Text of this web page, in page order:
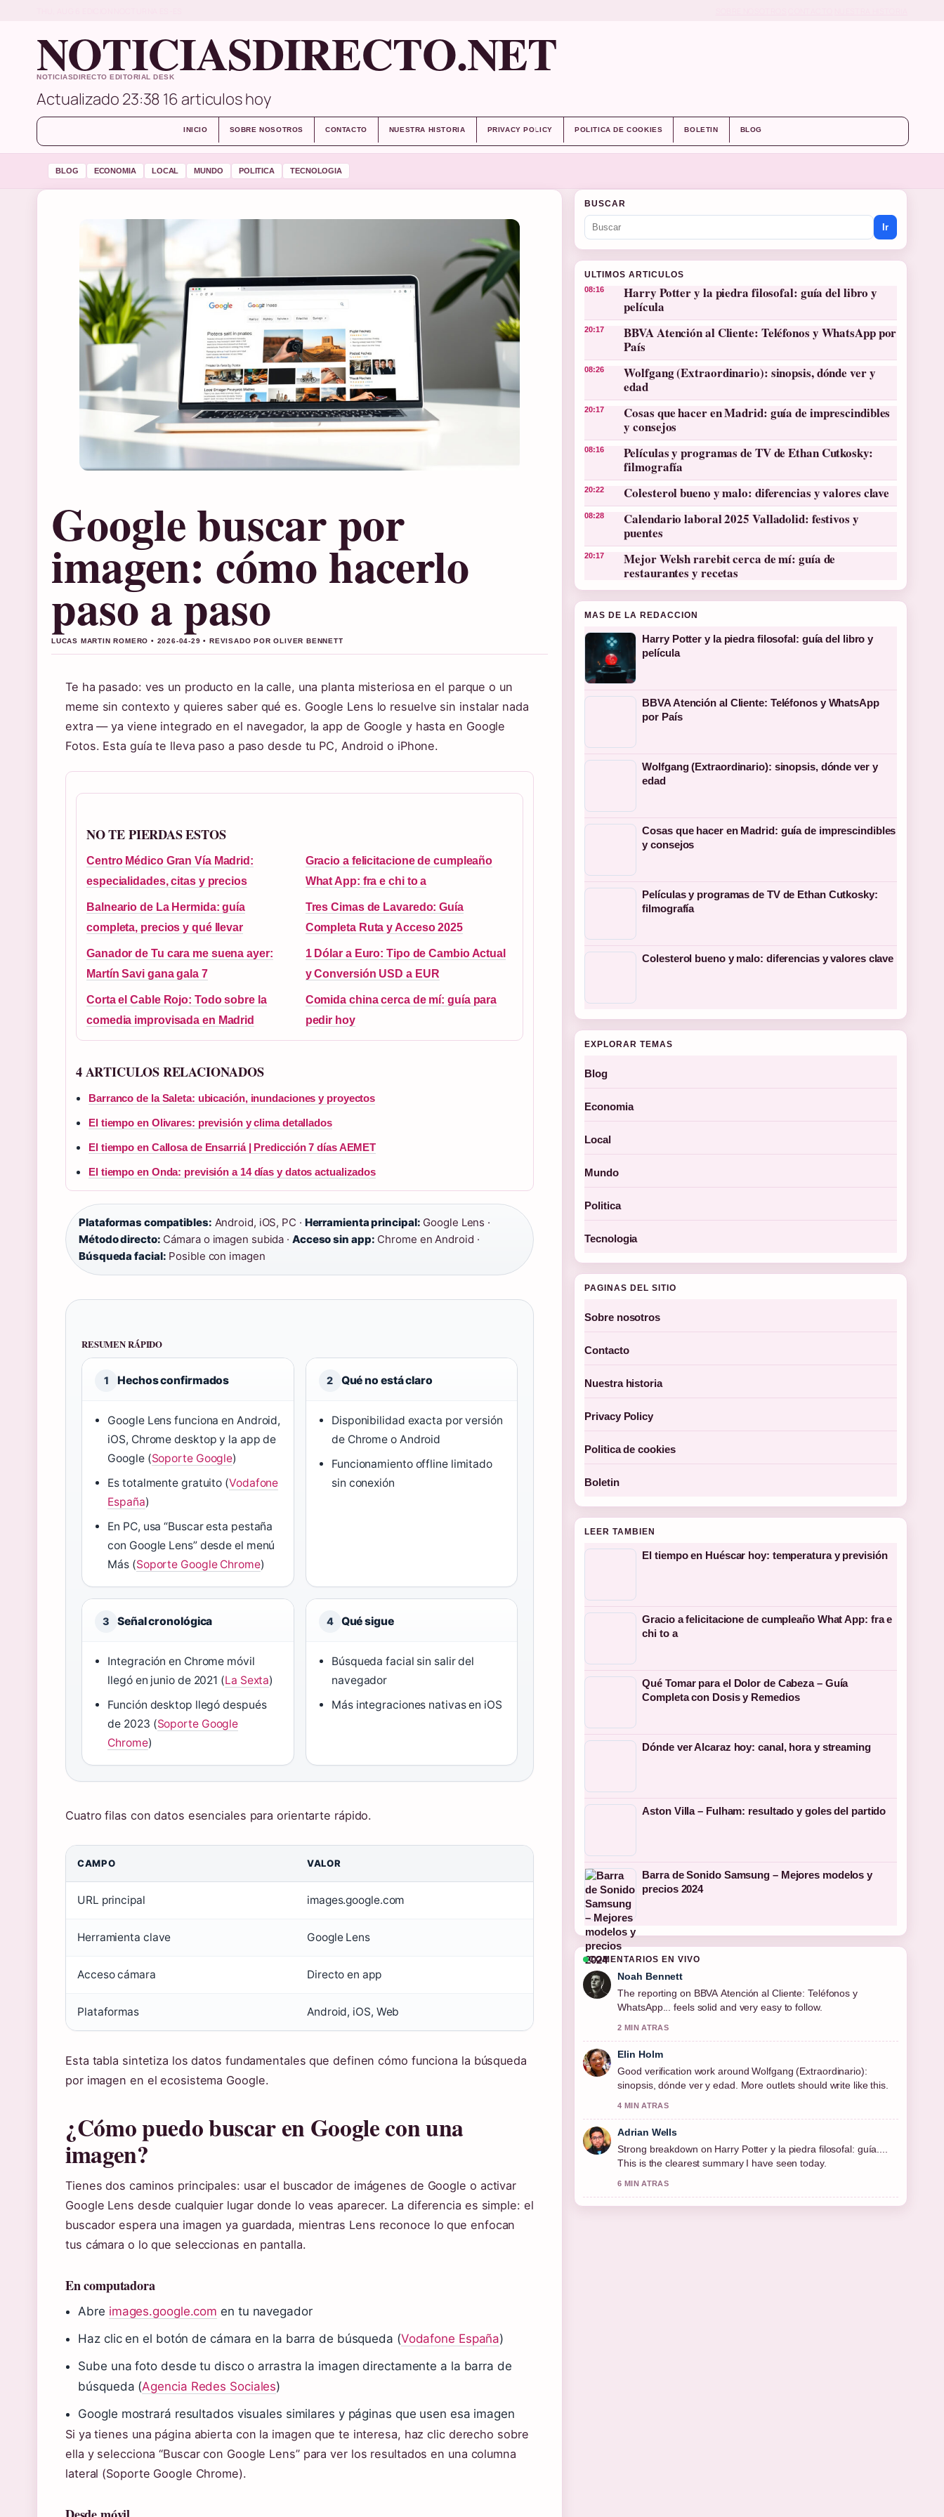
NOTICIASDIRECTO.NET
NOTICIASDIRECTO EDITORIAL DESK
Actualizado 23:38 16 articulos hoy
INICIO SOBRE NOSOTROS CONTACTO NUESTRA HISTORIA PRIVACY POLICY POLITICA DE COOKIES BOLETIN BLOG
BLOG ECONOMIA LOCAL MUNDO POLITICA TECNOLOGIA
Google buscar por
imagen: cómo hacerlo
paso a paso
LUCAS MARTIN ROMERO • 2026-04-29 • REVISADO POR OLIVER BENNETT
Te ha pasado: ves un producto en la calle, una planta misteriosa en el parque o un
meme sin contexto y quieres saber qué es. Google Lens lo resuelve sin instalar nada
extra — ya viene integrado en el navegador, la app de Google y hasta en Google
Fotos. Esta guía te lleva paso a paso desde tu PC, Android o iPhone.
NO TE PIERDAS ESTOS
Centro Médico Gran Vía Madrid:
especialidades, citas y precios
Gracio a felicitacione de cumpleaño
What App: fra e chi to a
Balneario de La Hermida: guía
completa, precios y qué llevar
Tres Cimas de Lavaredo: Guía
Completa Ruta y Acceso 2025
Ganador de Tu cara me suena ayer:
Martín Savi gana gala 7
1 Dólar a Euro: Tipo de Cambio Actual
y Conversión USD a EUR
Corta el Cable Rojo: Todo sobre la
comedia improvisada en Madrid
Comida china cerca de mí: guía para
pedir hoy
4 ARTICULOS RELACIONADOS
Barranco de la Saleta: ubicación, inundaciones y proyectos
El tiempo en Olivares: previsión y clima detallados
El tiempo en Callosa de Ensarriá | Predicción 7 días AEMET
El tiempo en Onda: previsión a 14 días y datos actualizados
Plataformas compatibles: Android, iOS, PC · Herramienta principal: Google Lens ·
Método directo: Cámara o imagen subida · Acceso sin app: Chrome en Android ·
Búsqueda facial: Posible con imagen
RESUMEN RÁPIDO
1 Hechos confirmados
Google Lens funciona en Android,
iOS, Chrome desktop y la app de
Google (Soporte Google)
Es totalmente gratuito (Vodafone
España)
En PC, usa “Buscar esta pestaña
con Google Lens” desde el menú
Más (Soporte Google Chrome)
2 Qué no está claro
Disponibilidad exacta por versión
de Chrome o Android
Funcionamiento offline limitado
sin conexión
3 Señal cronológica
Integración en Chrome móvil
llegó en junio de 2021 (La Sexta)
Función desktop llegó después
de 2023 (Soporte Google
Chrome)
4 Qué sigue
Búsqueda facial sin salir del
navegador
Más integraciones nativas en iOS
Cuatro filas con datos esenciales para orientarte rápido.
CAMPO VALOR
URL principal images.google.com
Herramienta clave Google Lens
Acceso cámara Directo en app
Plataformas Android, iOS, Web
Esta tabla sintetiza los datos fundamentales que definen cómo funciona la búsqueda
por imagen en el ecosistema Google.
¿Cómo puedo buscar en Google con una
imagen?
Tienes dos caminos principales: usar el buscador de imágenes de Google o activar
Google Lens desde cualquier lugar donde lo veas aparecer. La diferencia es simple: el
buscador espera una imagen ya guardada, mientras Lens reconoce lo que enfocan
tus cámara o lo que seleccionas en pantalla.
En computadora
Abre images.google.com en tu navegador
Haz clic en el botón de cámara en la barra de búsqueda (Vodafone España)
Sube una foto desde tu disco o arrastra la imagen directamente a la barra de
búsqueda (Agencia Redes Sociales)
Google mostrará resultados visuales similares y páginas que usen esa imagen
Si ya tienes una página abierta con la imagen que te interesa, haz clic derecho sobre
ella y selecciona “Buscar con Google Lens” para ver los resultados en una columna
lateral (Soporte Google Chrome).
BUSCAR
Ir
ULTIMOS ARTICULOS
08:16
Harry Potter y la piedra filosofal: guía del libro y
película
20:17
BBVA Atención al Cliente: Teléfonos y WhatsApp por
País
08:26
Wolfgang (Extraordinario): sinopsis, dónde ver y
edad
20:17
Cosas que hacer en Madrid: guía de imprescindibles
y consejos
08:16
Películas y programas de TV de Ethan Cutkosky:
filmografía
20:22 Colesterol bueno y malo: diferencias y valores clave
08:28
Calendario laboral 2025 Valladolid: festivos y
puentes
20:17
Mejor Welsh rarebit cerca de mí: guía de
restaurantes y recetas
MAS DE LA REDACCION
Harry Potter y la piedra filosofal: guía del libro y
película
BBVA Atención al Cliente: Teléfonos y WhatsApp
por País
Wolfgang (Extraordinario): sinopsis, dónde ver y
edad
Cosas que hacer en Madrid: guía de imprescindibles
y consejos
Películas y programas de TV de Ethan Cutkosky:
filmografía
Colesterol bueno y malo: diferencias y valores clave
EXPLORAR TEMAS
Blog
Economia
Local
Mundo
Politica
Tecnologia
PAGINAS DEL SITIO
Sobre nosotros
Contacto
Nuestra historia
Privacy Policy
Politica de cookies
Boletin
LEER TAMBIEN
El tiempo en Huéscar hoy: temperatura y previsión
Gracio a felicitacione de cumpleaño What App: fra e
chi to a
Qué Tomar para el Dolor de Cabeza – Guía
Completa con Dosis y Remedios
Dónde ver Alcaraz hoy: canal, hora y streaming
Aston Villa – Fulham: resultado y goles del partido
Barra de Sonido Samsung – Mejores modelos y
precios 2024
COMENTARIOS EN VIVO
Noah Bennett
The reporting on BBVA Atención al Cliente: Teléfonos y
WhatsApp... feels solid and very easy to follow.
2 MIN ATRAS
Elin Holm
Good verification work around Wolfgang (Extraordinario):
sinopsis, dónde ver y edad. More outlets should write like this.
4 MIN ATRAS
Adrian Wells
Strong breakdown on Harry Potter y la piedra filosofal: guía....
This is the clearest summary I have seen today.
6 MIN ATRAS